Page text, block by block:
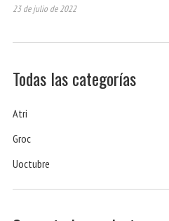
23 de julio de 2022
Todas las categorías
Atri
Groc
Uoctubre